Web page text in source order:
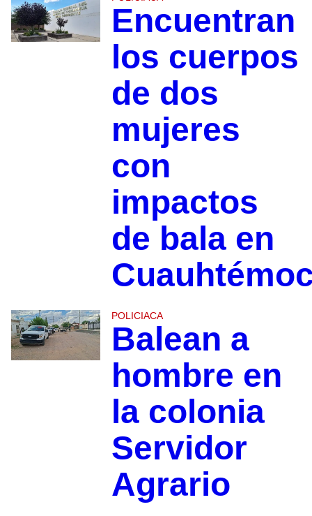
Encuentran
los cuerpos
de dos
mujeres
con
impactos
de bala en
POLICIACA
Balean a
hombre en
la colonia
Servidor
Agrario